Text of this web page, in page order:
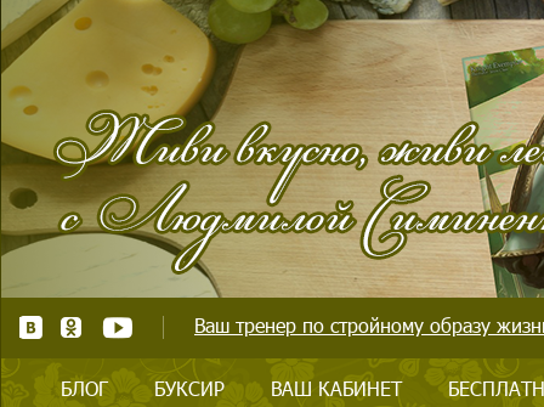
Ваш тренер по стройному образу
БЛОГ БУКСИР ВАШ КАБИНЕТ